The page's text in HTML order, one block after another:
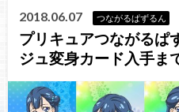
2018.06.07 つながるぱずるん
プリキュアつながるぱ
ジュ変身カード入手ま